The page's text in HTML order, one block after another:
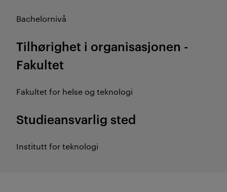
Bachelornivå
Tilhørighet i organisasjonen -
Fakultet
Fakultet for helse og teknologi
Studieansvarlig sted
Institutt for teknologi